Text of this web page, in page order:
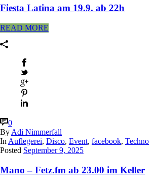
Fiesta Latina am 19.9. ab 22h
READ MORE
0
By Adi Nimmerfall
In Auflegerei, Disco, Event, facebook, Techno
Posted September 9, 2025
Mano – Fetz.fm ab 23.00 im Keller